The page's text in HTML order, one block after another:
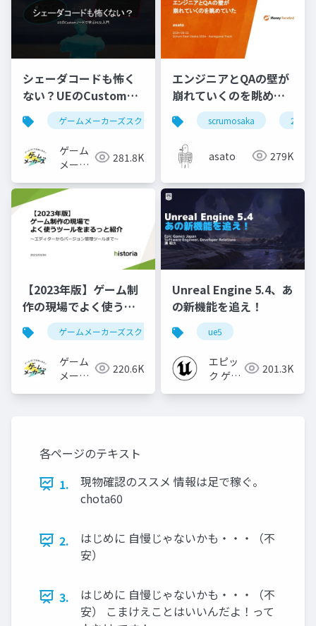
シェーダコードも怖く
ない？UEのCustomノ
ードで学ぶHLSL入門
ゲームメーカーズスクランブル ゲーム制作 ue5
ゲーム
メーカ
281.8K
エンジニアとQAの壁が
崩れていくのを眺めて
いた #scrumosaka
scrumosaka 2024
asato 279K
【2023年版】ゲーム制
作の現場でよく使うツ
ールをまるっと紹介
ゲームメーカーズスクランブル ゲーム制作
ゲーム
メーカ
220.6K
Unreal Engine 5.4、あ
の新機能を追え！
ue5
エピッ
ク ゲー
201.3K
各ページのテキスト
1.
現物確認のススメ 情報は足で稼ぐ。
chota60
2.
はじめに 自慢じゃないかも・・・（不
安）
3.
はじめに 自慢じゃないかも・・・（不
安） こまけえことはいいんだよ！って